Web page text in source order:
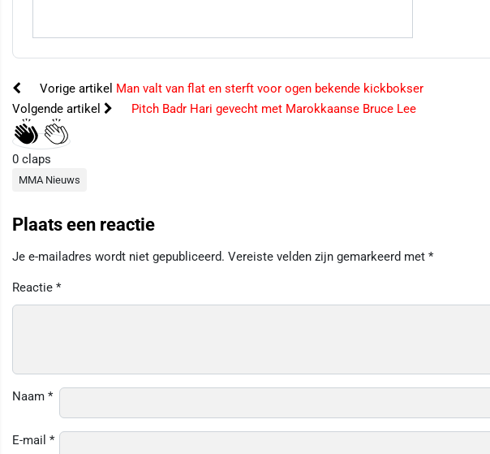
Vorige artikel Man valt van flat en sterft voor ogen bekende kickbokser
Volgende artikel
Pitch Badr Hari gevecht met Marokkaanse Bruce Lee
0 claps
MMA Nieuws
Plaats een reactie
Je e-mailadres wordt niet gepubliceerd. Vereiste velden zijn gemarkeerd met *
Reactie *
Naam *
E-mail *